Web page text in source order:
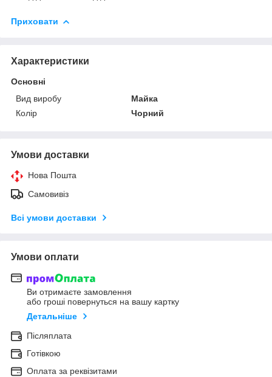
Приховати
Характеристики
Основні
Вид виробу
Майка
Колір
Чорний
Умови доставки
Нова Пошта
Самовивіз
Всі умови доставки
Умови оплати
Ви отримаєте замовлення
або гроші повернуться на вашу картку
Детальніше
Післяплата
Готівкою
Оплата за реквізитами